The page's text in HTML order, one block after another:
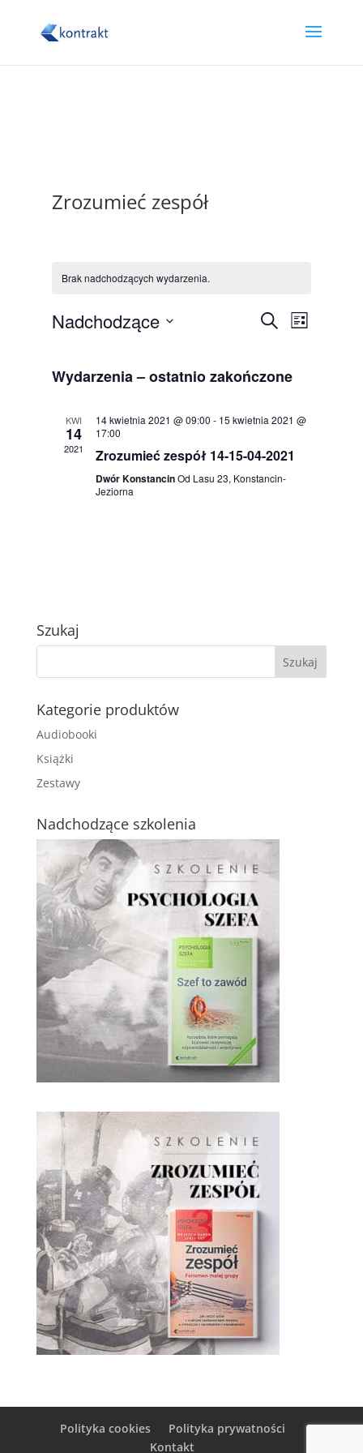
Zrozumieć zespół
Brak nadchodzących wydarzenia.
widokach
Szukaj
Widoki
Lista
Nadchodzące
Wydarzenia – ostatnio zakończone
KWI
14
2021
14 kwietnia 2021 @ 09:00 - 15 kwietnia 2021 @
17:00
Zrozumieć zespół 14-15-04-2021
Dwór KonstancinOd Lasu 23, Konstancin-
Jeziorna
Szukaj
Kategorie produktów
Audiobooki
Książki
Zestawy
Nadchodzące szkolenia
Polityka cookies
Polityka prywatności
Kontakt